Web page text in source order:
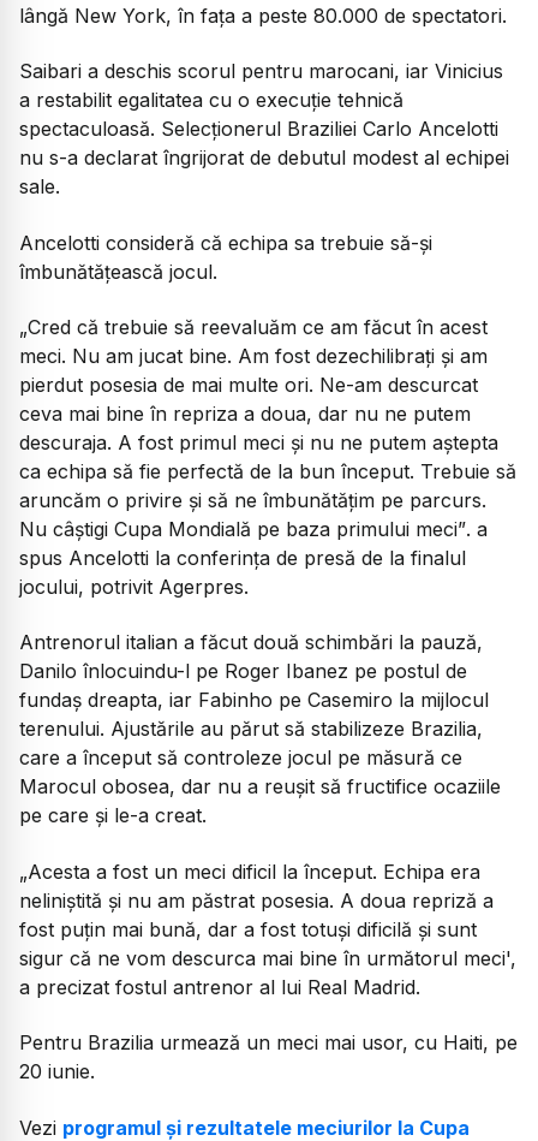
lângă New York, în fața a peste 80.000 de spectatori.
Saibari a deschis scorul pentru marocani, iar Vinicius
a restabilit egalitatea cu o execuție tehnică
spectaculoasă. Selecționerul Braziliei Carlo Ancelotti
nu s-a declarat îngrijorat de debutul modest al echipei
sale.
Ancelotti consideră că echipa sa trebuie să-și
îmbunătățească jocul.
„Cred că trebuie să reevaluăm ce am făcut în acest
meci. Nu am jucat bine. Am fost dezechilibrați și am
pierdut posesia de mai multe ori. Ne-am descurcat
ceva mai bine în repriza a doua, dar nu ne putem
descuraja. A fost primul meci și nu ne putem aștepta
ca echipa să fie perfectă de la bun început. Trebuie să
aruncăm o privire și să ne îmbunătățim pe parcurs.
Nu câștigi Cupa Mondială pe baza primului meci”. a
spus Ancelotti la conferința de presă de la finalul
jocului, potrivit Agerpres.
Antrenorul italian a făcut două schimbări la pauză,
Danilo înlocuindu-l pe Roger Ibanez pe postul de
fundaș dreapta, iar Fabinho pe Casemiro la mijlocul
terenului. Ajustările au părut să stabilizeze Brazilia,
care a început să controleze jocul pe măsură ce
Marocul obosea, dar nu a reușit să fructifice ocaziile
pe care și le-a creat.
„Acesta a fost un meci dificil la început. Echipa era
neliniștită și nu am păstrat posesia. A doua repriză a
fost puțin mai bună, dar a fost totuși dificilă și sunt
sigur că ne vom descurca mai bine în următorul meci',
a precizat fostul antrenor al lui Real Madrid.
Pentru Brazilia urmează un meci mai usor, cu Haiti, pe
20 iunie.
Vezi programul și rezultatele meciurilor la Cupa